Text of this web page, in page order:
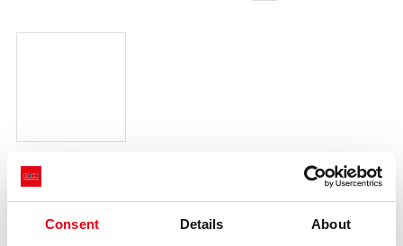
Consent Details About
Trójnik
https://www.racmet.com/pl-ww/trojnik.aspx
komunikacja > Słowniczek >TrójnikTrójnikKomponent system
zaciskowego; złączka; Trójnik jest dostępny w materiale wykonania
(stal nierdzewna, stal węglowa, miedź I miedzionikiel).